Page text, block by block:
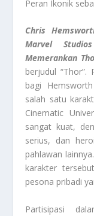
Peran Ikonik
Chris
Marvel
Memerankan
berjudul
bagi
salah satu
Cinematic
sangat kuat,
serius, dan
pahlawan
karakter
pesona pribadi
Partisipasi